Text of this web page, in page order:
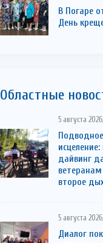
В Погаре
День
Областные
5 августа
Подводное
исцеление:
дайвинг
второе
5 августа
Диалог